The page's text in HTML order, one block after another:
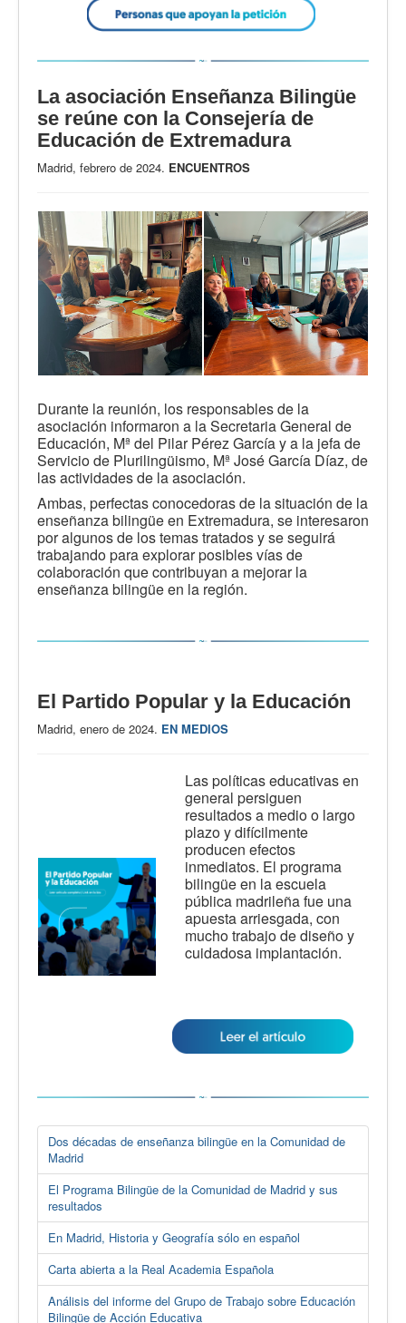
La asociación Enseñanza Bilingüe
se reúne con la Consejería de
Educación de Extremadura
Madrid, febrero de 2024. ENCUENTROS
Durante la reunión, los responsables de la
asociación informaron a la Secretaria General de
Educación, Mª del Pilar Pérez García y a la jefa de
Servicio de Plurilingüismo, Mª José García Díaz, de
las actividades de la asociación.
Ambas, perfectas conocedoras de la situación de la
enseñanza bilingüe en Extremadura, se interesaron
por algunos de los temas tratados y se seguirá
trabajando para explorar posibles vías de
colaboración que contribuyan a mejorar la
enseñanza bilingüe en la región.
El Partido Popular y la Educación
Madrid, enero de 2024. EN MEDIOS
Las políticas educativas en
general persiguen
resultados a medio o largo
plazo y difícilmente
producen efectos
inmediatos. El programa
bilingüe en la escuela
pública madrileña fue una
apuesta arriesgada, con
mucho trabajo de diseño y
cuidadosa implantación.
Dos décadas de enseñanza bilingüe en la Comunidad de
Madrid
El Programa Bilingüe de la Comunidad de Madrid y sus
resultados
En Madrid, Historia y Geografía sólo en español
Carta abierta a la Real Academia Española
Análisis del informe del Grupo de Trabajo sobre Educación
Bilingüe de Acción Educativa